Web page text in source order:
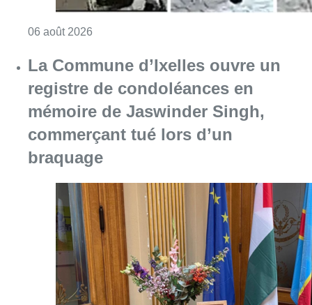
06 août 2026 Consulter l'article "La Commune d’Ixelles
Partager l'article
TwitterWhatsApp
Share